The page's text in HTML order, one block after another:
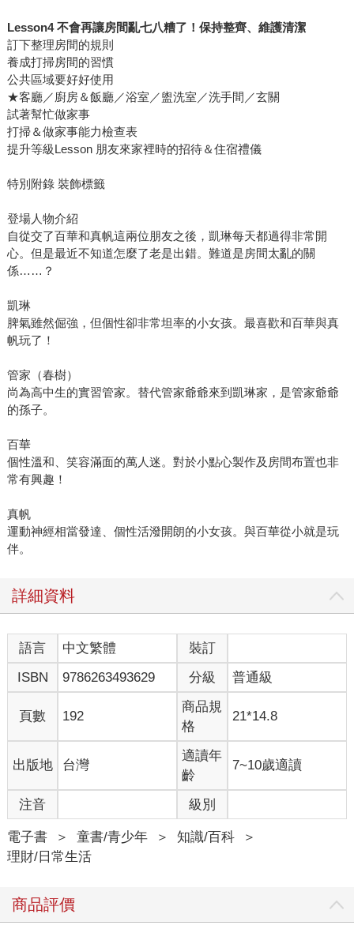
Lesson4 不會再讓房間亂七八糟了！保持整齊、維護清潔
訂下整理房間的規則
養成打掃房間的習慣
公共區域要好好使用
★客廳／廚房＆飯廳／浴室／盥洗室／洗手間／玄關
試著幫忙做家事
打掃＆做家事能力檢查表
提升等級Lesson 朋友來家裡時的招待＆住宿禮儀
特別附錄 裝飾標籤
登場人物介紹
自從交了百華和真帆這兩位朋友之後，凱琳每天都過得非常開
心。但是最近不知道怎麼了老是出錯。難道是房間太亂的關
係……？
凱琳
脾氣雖然倔強，但個性卻非常坦率的小女孩。最喜歡和百華與真
帆玩了！
管家（春樹）
尚為高中生的實習管家。替代管家爺爺來到凱琳家，是管家爺爺
的孫子。
百華
個性溫和、笑容滿面的萬人迷。對於小點心製作及房間布置也非
常有興趣！
真帆
運動神經相當發達、個性活潑開朗的小女孩。與百華從小就是玩
伴。
詳細資料
語言 中文繁體
裝訂
ISBN
9786263493629 分級 普通級
頁數 192
商品規
格
21*14.8
出版地 台灣
適讀年
齡
7~10歲適讀
注音 級別
電子書 ＞ 童書/青少年 ＞ 知識/百科
＞
理財/日常生活
商品評價